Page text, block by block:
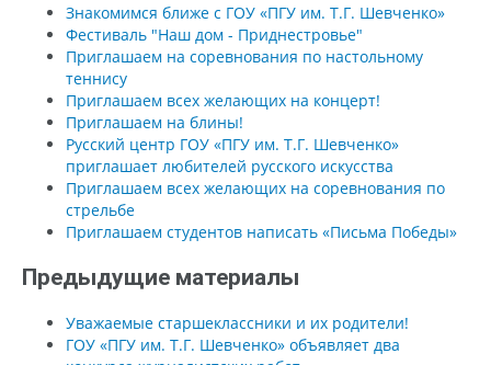
Знакомимся ближе с ГОУ «ПГУ им. Т.Г. Шевченко»
Фестиваль "Наш дом - Приднестровье"
Приглашаем на соревнования по настольному
теннису
Приглашаем всех желающих на концерт!
Приглашаем на блины!
Русский центр ГОУ «ПГУ им. Т.Г. Шевченко»
приглашает любителей русского искусства
Приглашаем всех желающих на соревнования по
стрельбе
Приглашаем студентов написать «Письма Победы»
Предыдущие материалы
Уважаемые старшеклассники и их родители!
ГОУ «ПГУ им. Т.Г. Шевченко» объявляет два